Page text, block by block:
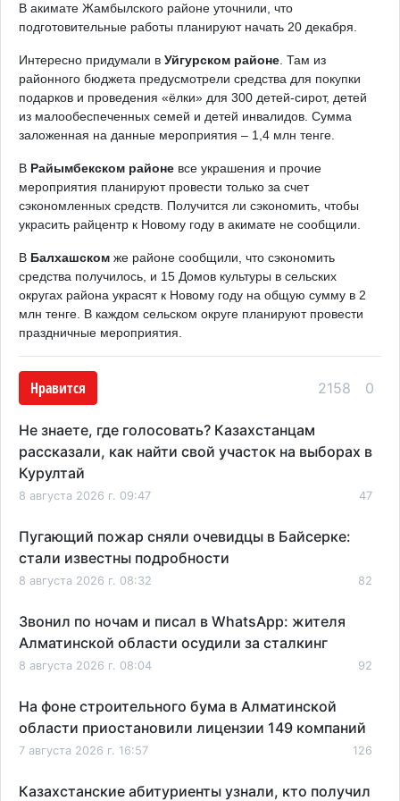
В акимате Жамбылского районе уточнили, что
подготовительные работы планируют начать 20 декабря.
Интересно придумали в Уйгурском районе . Там из
районного бюджета предусмотрели средства для покупки
подарков и проведения «ёлки» для 300 детей-сирот, детей
из малообеспеченных семей и детей инвалидов. Сумма
заложенная на данные мероприятия – 1,4 млн тенге.
В Райымбекском районе все украшения и прочие
мероприятия планируют провести только за счет
сэкономленных средств. Получится ли сэкономить, чтобы
украсить райцентр к Новому году в акимате не сообщили.
В Балхашском же районе сообщили, что сэкономить
средства получилось, и 15 Домов культуры в сельских
округах района украсят к Новому году на общую сумму в 2
млн тенге. В каждом сельском округе планируют провести
праздничные мероприятия.
Нравится 2158 0
Не знаете, где голосовать? Казахстанцам
рассказали, как найти свой участок на выборах в
Курултай
8 августа 2026 г. 09:47 47
Пугающий пожар сняли очевидцы в Байсерке:
стали известны подробности
8 августа 2026 г. 08:32 82
Звонил по ночам и писал в WhatsApp: жителя
Алматинской области осудили за сталкинг
8 августа 2026 г. 08:04 92
На фоне строительного бума в Алматинской
области приостановили лицензии 149 компаний
7 августа 2026 г. 16:57 126
Казахстанские абитуриенты узнали, кто получил